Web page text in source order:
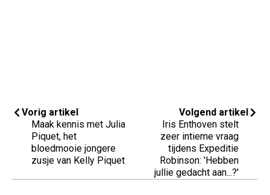
Vorig artikel
Maak kennis met Julia
Piquet, het
bloedmooie jongere
zusje van Kelly Piquet
Volgend artikel
Iris Enthoven stelt
zeer intieme vraag
tijdens Expeditie
Robinson: 'Hebben
jullie gedacht aan...?'